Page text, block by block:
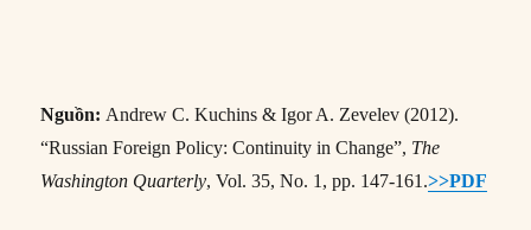
Nguồn:Andrew C. Kuchins & Igor A. Zevelev (2012).
“Russian Foreign Policy: Continuity in Change”, The
Washington Quarterly, Vol. 35, No. 1, pp. 147-161.>>PDF